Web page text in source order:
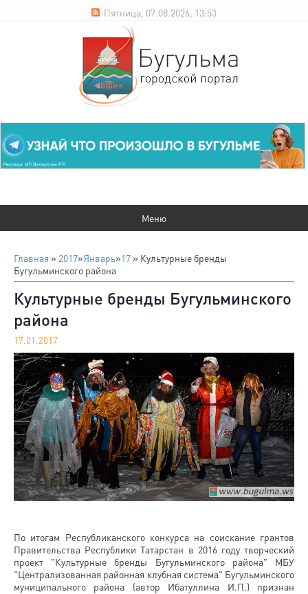
Пятница, 07.08.2026, 13:53
Главная » 2017»Январь»17 » Культурные бренды
Бугульминского района
Культурные бренды Бугульминского
района
17.01.2017
По итогам Республиканского конкурса на соискание грантов
Правительства Республики Татарстан в 2016 году творческий
проект "Культурные бренды Бугульминского района" МБУ
"Централизованная районная клубная система" Бугульминского
муниципального района (автор Ибатуллина И.П.) признан